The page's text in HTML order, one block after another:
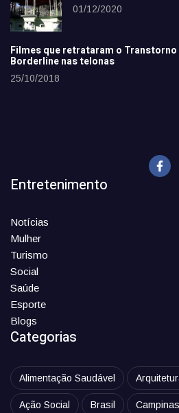
01/12/2020
Filmes que retrataram o
Borderline nas telonas
25/10/2018
Entretenimento
Notícias
Mulher
Turismo
Social
Saúde
Esporte
Blogs
Categorias
Alimentação Saudável
Ação Social Brasil